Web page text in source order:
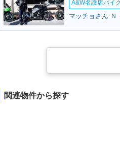
A&W名護店バイ
マッチョさん:
関連物件から探す